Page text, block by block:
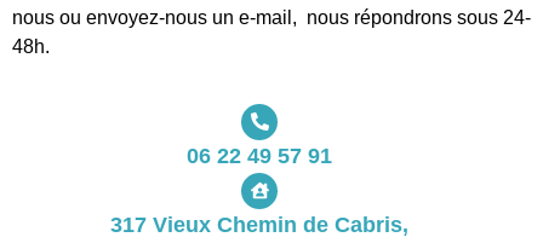
nous ou envoyez-nous un e-mail, nous répondrons sous 24-
48h.
06 22 49 57 91
317 Vieux Chemin de Cabris,